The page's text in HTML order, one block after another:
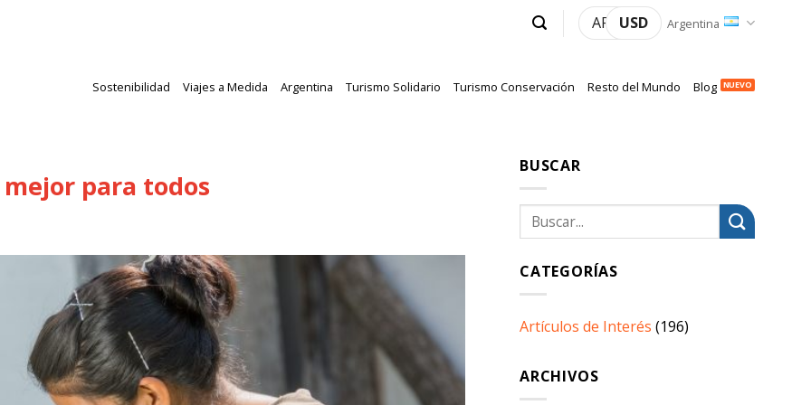
ARS USD Argentina
Sostenibilidad Viajes a Medida Argentina Turismo Solidario Turismo Conservación Resto del Mundo Blog
para todos
BUSCAR
CATEGORÍAS
Artículos de Interés (196)
ARCHIVOS